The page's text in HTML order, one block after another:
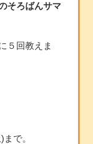
そろばんサマ
５回教えま
で。